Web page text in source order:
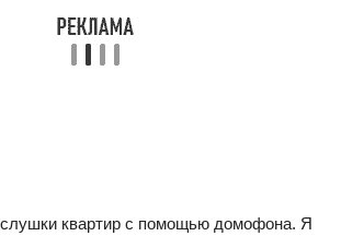
квартир с помощью домофона. Я